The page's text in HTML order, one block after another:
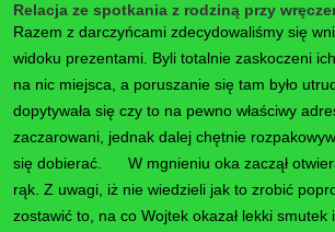
Relacja ze spotkania z rodziną przy
Razem z darczyńcami zdecydowaliśmy się
widoku prezentami. Byli totalnie zaskoczeni
na nic miejsca, a poruszanie się tam było
dopytywała się czy to na pewno właściwy
zaczarowani, jednak dalej chętnie
się dobierać. W mgnieniu oka zaczął
rąk. Z uwagi, iż nie wiedzieli jak to zrobić
zostawić to, na co Wojtek okazał lekki